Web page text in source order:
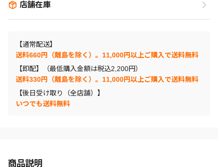
店舗在庫
【通常配送】
送料660円（離島を除く）。11,000円以上ご購入で送料無料
【即配】（最低購入金額は税込2,200円）
送料330円（離島を除く）。11,000円以上ご購入で送料無料
【後日受け取り（全店舗）】
いつでも送料無料
商品説明